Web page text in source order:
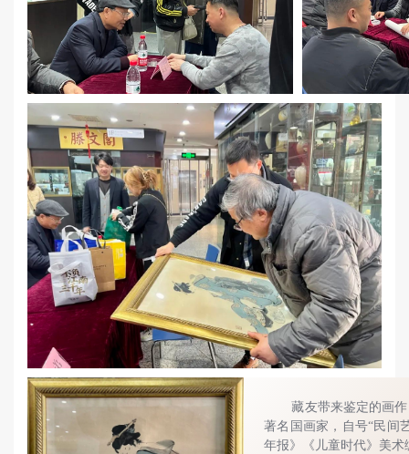
藏友带来鉴定的画
著名国画家，自号“民间
年报》《儿童时代》美术